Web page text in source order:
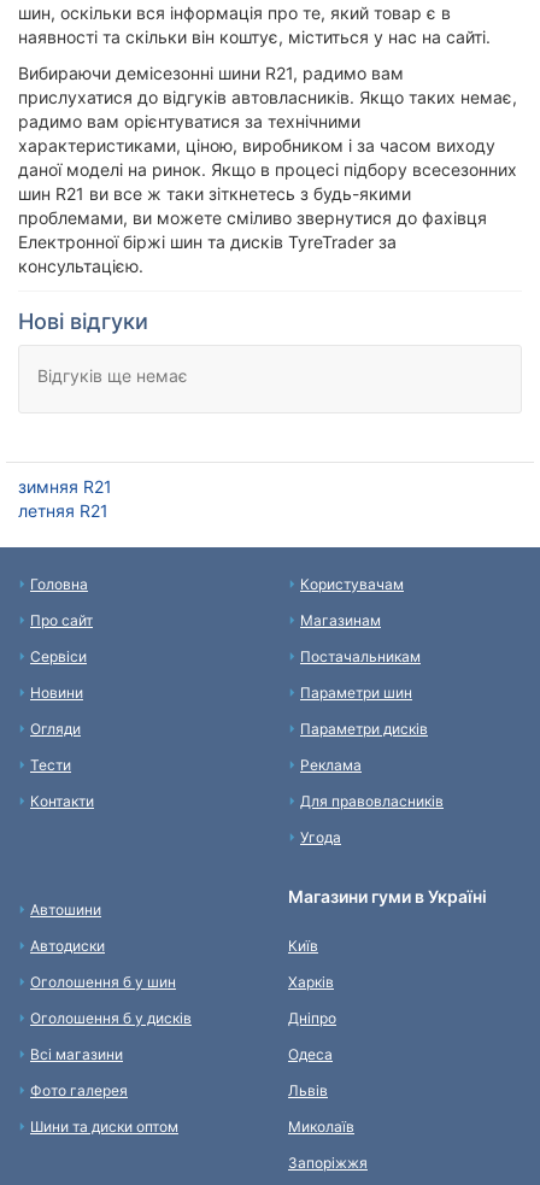
шин, оскільки вся інформація про те, який товар є в
наявності та скільки він коштує, міститься у нас на сайті.
Вибираючи демісезонні шини R21, радимо вам
прислухатися до відгуків автовласників. Якщо таких немає,
радимо вам орієнтуватися за технічними
характеристиками, ціною, виробником і за часом виходу
даної моделі на ринок. Якщо в процесі підбору всесезонних
шин R21 ви все ж таки зіткнетесь з будь-якими
проблемами, ви можете сміливо звернутися до фахівця
Електронної біржі шин та дисків TyreTrader за
консультацією.
Нові відгуки
Відгуків ще немає
зимняя R21
летняя R21
Головна
Про сайт
Сервіси
Новини
Огляди
Тести
Контакти
Користувачам
Магазинам
Постачальникам
Параметри шин
Параметри дисків
Реклама
Для правовласників
Угода
Автошини
Автодиски
Оголошення б у шин
Оголошення б у дисків
Всі магазини
Фото галерея
Шини та диски оптом
Магазини гуми в Україні
Київ
Харків
Дніпро
Одеса
Львів
Миколаїв
Запоріжжя